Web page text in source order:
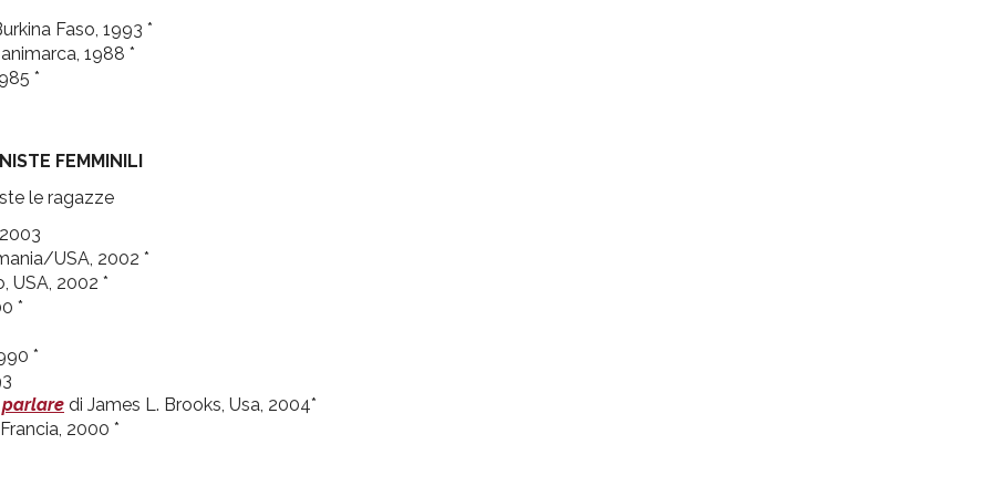
Faso, 1993 *
1988 *
*
FEMMINILI
le ragazze
USA, 2002 *
USA, 2002 *
*
*
parlare di James L. Brooks, Usa, 2004*
2000 *